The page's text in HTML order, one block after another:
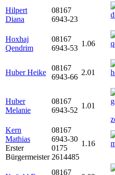
Hilpert
Diana
08167
6943-23
Hoxhaj
Qendrim
08167
6943-53
1.06
Huber Heike
08167
6943-66
2.01
Huber
Melanie
08167
6943-52
1.01
Kern
Mathias
Erster
Bürgermeister
08167
6943-30
0175
2614485
1.16
08167